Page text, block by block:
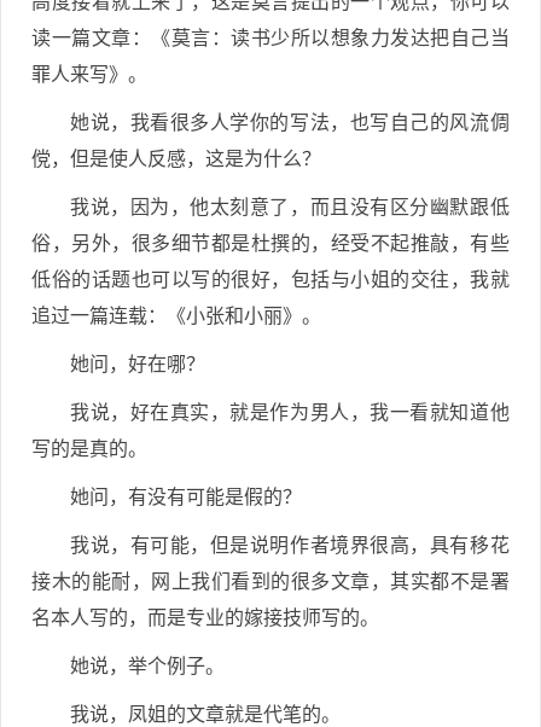
读一篇文章：《莫言：读书少所以想象力发达把自己当
罪人来写》。
她说，我看很多人学你的写法，也写自己的风流倜
傥，但是使人反感，这是为什么？
我说，因为，他太刻意了，而且没有区分幽默跟低
俗，另外，很多细节都是杜撰的，经受不起推敲，有些
低俗的话题也可以写的很好，包括与小姐的交往，我就
追过一篇连载：《小张和小丽》。
她问，好在哪？
我说，好在真实，就是作为男人，我一看就知道他
写的是真的。
她问，有没有可能是假的？
我说，有可能，但是说明作者境界很高，具有移花
接木的能耐，网上我们看到的很多文章，其实都不是署
名本人写的，而是专业的嫁接技师写的。
她说，举个例子。
我说，凤姐的文章就是代笔的。